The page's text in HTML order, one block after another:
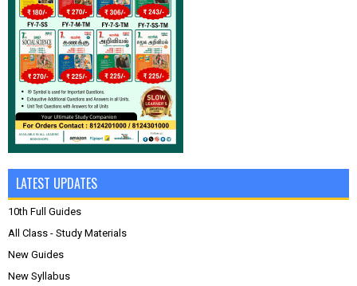
LATEST UPDATES
10th Full Guides
All Class - Study Materials
New Guides
New Syllabus